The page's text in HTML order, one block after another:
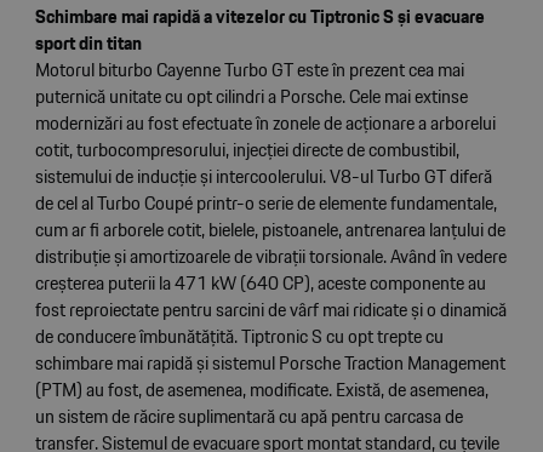
Schimbare mai rapidă a vitezelor cu Tiptronic S și evacuare
sport din titan
Motorul biturbo Cayenne Turbo GT este în prezent cea mai
puternică unitate cu opt cilindri a Porsche. Cele mai extinse
modernizări au fost efectuate în zonele de acționare a arborelui
cotit, turbocompresorului, injecției directe de combustibil,
sistemului de inducție și intercoolerului. V8-ul Turbo GT diferă
de cel al Turbo Coupé printr-o serie de elemente fundamentale,
cum ar fi arborele cotit, bielele, pistoanele, antrenarea lanțului de
distribuție și amortizoarele de vibrații torsionale. Având în vedere
creșterea puterii la 471 kW (640 CP), aceste componente au
fost reproiectate pentru sarcini de vârf mai ridicate și o dinamică
de conducere îmbunătățită. Tiptronic S cu opt trepte cu
schimbare mai rapidă și sistemul Porsche Traction Management
(PTM) au fost, de asemenea, modificate. Există, de asemenea,
un sistem de răcire suplimentară cu apă pentru carcasa de
transfer. Sistemul de evacuare sport montat standard, cu țevile